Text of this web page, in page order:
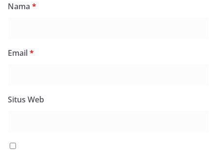
Nama *
Email*
Situs Web